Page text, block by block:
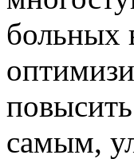
больных
самым,